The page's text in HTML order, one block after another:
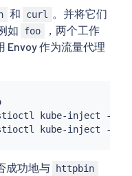
和 curl
。并将它们
如
foo
，两个工作
Envoy 作为流量代理
kube-inject -f
kube-inject -f
成功地与 httpbin